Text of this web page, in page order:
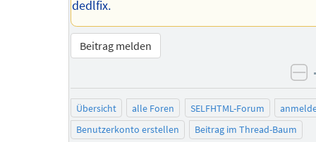
dedlfix.
Beitrag melden
Übersicht alle Foren SELFHTML-Forum
Benutzerkonto erstellen
Beitrag im Thread-Baum